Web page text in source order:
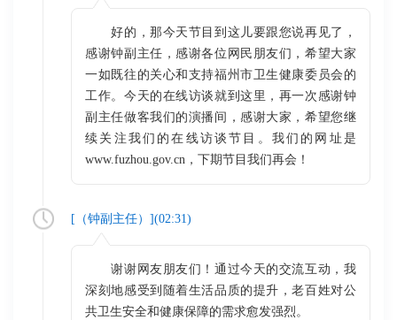
好的，那今天节目到这儿要跟您说再见了，
感谢钟副主任，感谢各位网民朋友们，希望大家
一如既往的关心和支持福州市卫生健康委员会的
工作。今天的在线访谈就到这里，再一次感谢钟
副主任做客我们的演播间，感谢大家，希望您继
续关注我们的在线访谈节目。我们的网址是
www.fuzhou.gov.cn，下期节目我们再会！
[（钟副主任）](02:31)
谢谢网友朋友们！通过今天的交流互动，我
深刻地感受到随着生活品质的提升，老百姓对公
共卫生安全和健康保障的需求愈发强烈。